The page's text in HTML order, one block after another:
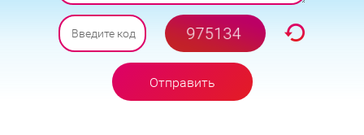
Отправить